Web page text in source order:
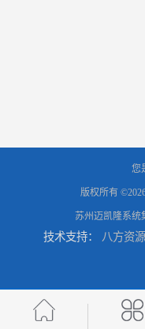
您
版权所有
苏州迈凯隆系统
技术支持： 八方资